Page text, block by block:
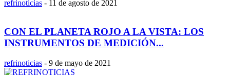
refrinoticias - 11 de agosto de 2021
CON EL PLANETA ROJO A LA VISTA: LOS
INSTRUMENTOS DE MEDICIÓN...
refrinoticias - 9 de mayo de 2021